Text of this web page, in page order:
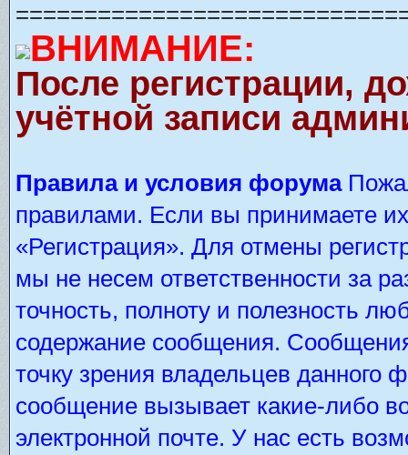
ВНИМАНИЕ:
После регистрации,
учётной записи
Правила и условия форума
правилами. Если вы принимаете
«Регистрация». Для отмены
мы не несем ответственности за
точность, полноту и полезность
содержание сообщения.
точку зрения владельцев
сообщение вызывает какие-либо
электронной почте. У нас есть